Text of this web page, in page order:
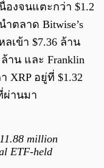
องจนแตะกว่า $1.2
ตลาด Bitwise’s
เข้า $7.36 ล้าน
าน และ Franklin
XRP อยู่ที่ $1.32
ผ่านมา
million
ETF-held